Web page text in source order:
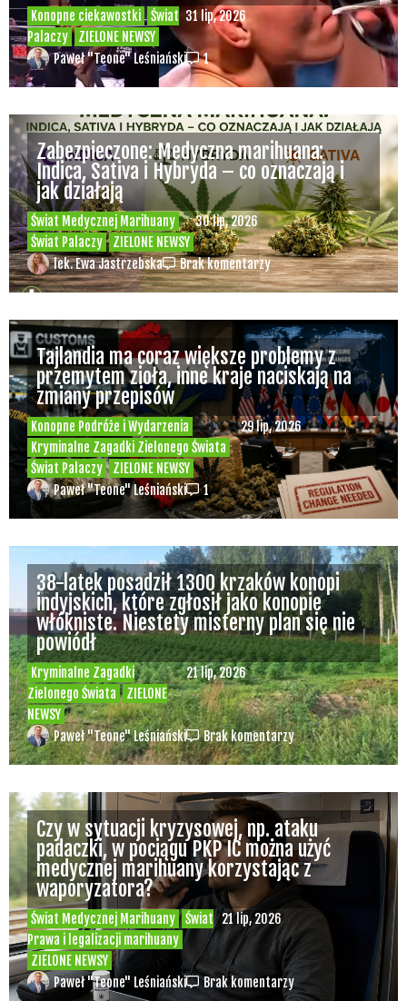
Konopne ciekawostki
Świat
Palaczy
ZIELONE NEWSY
31 lip, 2026
Paweł "Teone" Leśniański 1
Świat Medycznej Marihuany
Świat Palaczy
ZIELONE NEWSY
30 lip, 2026
Zabezpieczone: Medyczna marihuana:
Indica, Sativa i Hybryda – co oznaczają i
jak działają
lek. Ewa Jastrzebska Brak komentarzy
Konopne Podróże i Wydarzenia
Kryminalne Zagadki Zielonego Świata
Świat Palaczy
ZIELONE NEWSY
29 lip, 2026
Tajlandia ma coraz większe problemy z
przemytem zioła, inne kraje naciskają na
zmiany przepisów
Paweł "Teone" Leśniański 1
Kryminalne Zagadki
Zielonego Świata
ZIELONE
NEWSY
21 lip, 2026
38-latek posadził 1300 krzaków konopi
indyjskich, które zgłosił jako konopie
włókniste. Niestety misterny plan się nie
powiódł
Paweł "Teone" Leśniański Brak komentarzy
Świat Medycznej Marihuany
Świat
Prawa i legalizacji marihuany
ZIELONE NEWSY
21 lip, 2026
Czy w sytuacji kryzysowej, np. ataku
padaczki, w pociągu PKP IC można użyć
medycznej marihuany korzystając z
waporyzatora?
Paweł "Teone" Leśniański Brak komentarzy